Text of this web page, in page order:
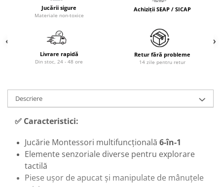
Jucării sigure
Materiale non-toxice
Achiziții SEAP / SICAP
Livrare rapidă
Din stoc, 24 - 48 ore
Retur fără probleme
14 zile pentru retur
Descriere
✅ Caracteristici:
Jucărie Montessori multifuncțională 6-în-1
Elemente senzoriale diverse pentru explorare
tactilă
Piese ușor de apucat și manipulate de mânuțele